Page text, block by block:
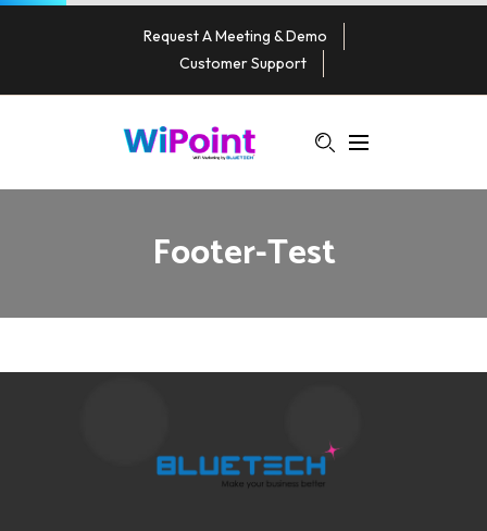
Request A Meeting & Demo
Customer Support
Footer-Test